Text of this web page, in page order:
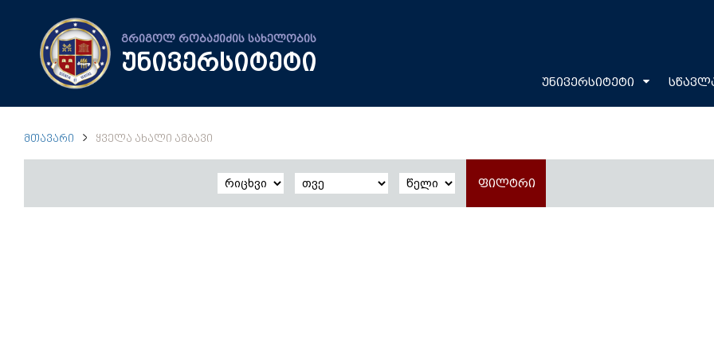
გრიგოლ რობაქიძის სახელობის
უნივერსიტეტი
უნივერსიტეტი
ᲛᲗᲐᲕᲐᲠᲘ ᲧᲕᲔᲚᲐ ᲐᲮᲐᲚᲘ ᲐᲛᲑᲐᲕᲘ
ფილტრი